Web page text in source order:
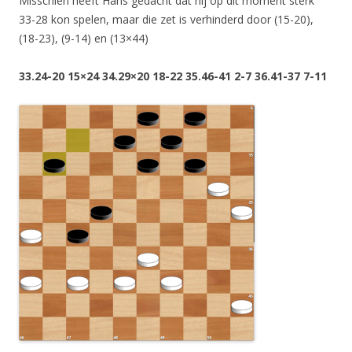
33-28 kon spelen, maar die zet is verhinderd door (15-20),
(18-23), (9-14) en (13×44)
33.24-20 15×24 34.29×20 18-22 35.46-41 2-7 36.41-37 7-11